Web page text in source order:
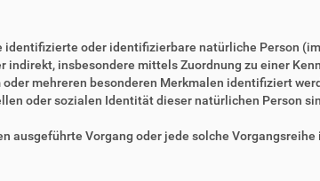
oder identifizierbare natürliche Person
insbesondere mittels Zuordnung zu einer
mehreren besonderen Merkmalen identifiziert
oder sozialen Identität dieser natürlichen Person
Vorgang oder jede solche